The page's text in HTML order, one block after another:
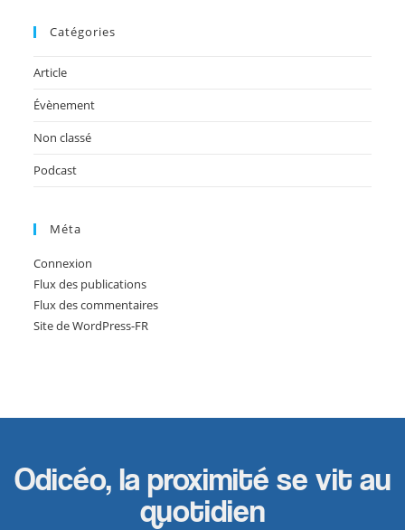
Catégories
Article
Évènement
Non classé
Podcast
Méta
Connexion
Flux des publications
Flux des commentaires
Site de WordPress-FR
Odicéo, la proximité se vit au
quotidien